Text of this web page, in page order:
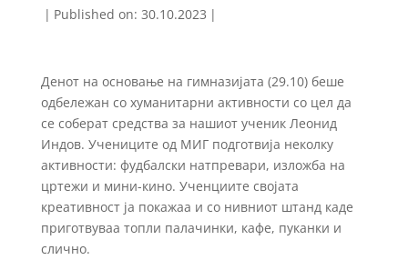
| Published on: 30.10.2023 |
Денот на основање на гимназијата (29.10) беше
одбележан со хуманитарни активности со цел да
се соберат средства за нашиот ученик Леонид
Индов. Учениците од МИГ подготвија неколку
активности: фудбалски натпревари, изложба на
цртежи и мини-кино. Ученциите својата
креативност ја покажаа и со нивниот штанд каде
приготвуваа топли палачинки, кафе, пуканки и
слично.